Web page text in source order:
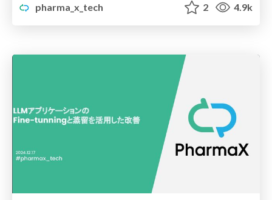
pharma_x_tech
2 4.9k